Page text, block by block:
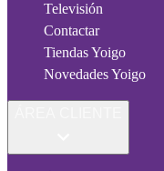
Televisión
Contactar
Tiendas Yoigo
Novedades Yoigo